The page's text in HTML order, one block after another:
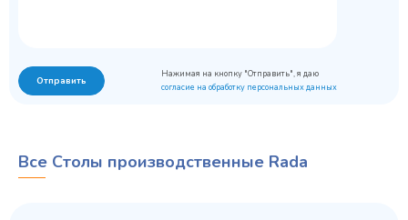
Отправить
Нажимая на кнопку "Отправить", я даю
согласие на обработку персональных данных
Все Столы производственные Rada